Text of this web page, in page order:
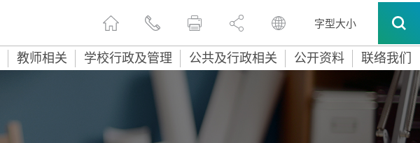
字型大小
教师相关 学校行政及管理 公共及行政相关 公开资料 联络我们